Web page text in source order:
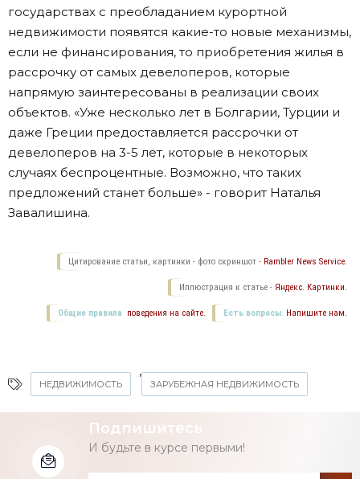
государствах с преобладанием курортной
недвижимости появятся какие-то новые механизмы,
если не финансирования, то приобретения жилья в
рассрочку от самых девелоперов, которые
напрямую заинтересованы в реализации своих
объектов. «Уже несколько лет в Болгарии, Турции и
даже Греции предоставляется рассрочки от
девелоперов на 3-5 лет, которые в некоторых
случаях беспроцентные. Возможно, что таких
предложений станет больше» - говорит Наталья
Завалишина.
Цитирование статьи, картинки - фото скриншот - Rambler News Service.
Иллюстрация к статье - Яндекс. Картинки.
Есть вопросы. Напишите нам.
Общие правила поведения на сайте.
НЕДВИЖИМОСТЬ
,
ЗАРУБЕЖНАЯ НЕДВИЖИМОСТЬ
Подпишитесь
И будьте в курсе первыми!